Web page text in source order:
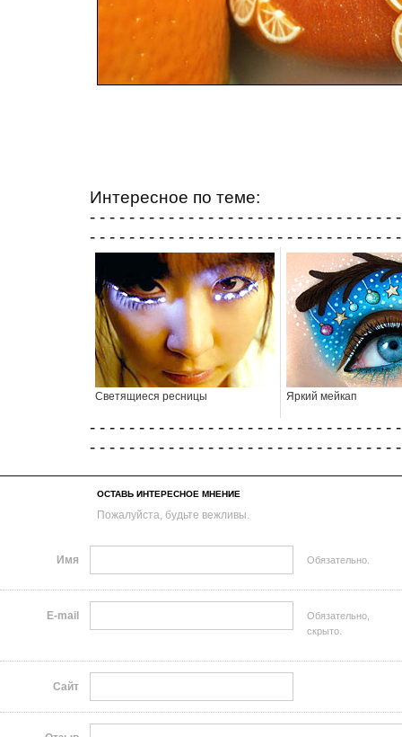
Интересное по теме:
- - - - - - - - - - - - - - - - - - - - - - - - - - - - - - -
- - - - - - - - - - - - - - - - - - - - - - - - - - - - - - -
Светящиеся ресницы Яркий мейкап
- - - - - - - - - - - - - - - - - - - - - - - - - - - - - - -
- - - - - - - - - - - - - - - - - - - - - - - - - - - - - - -
ОСТАВЬ ИНТЕРЕСНОЕ МНЕНИЕ
Пожалуйста, будьте вежливы.
Имя Обязательно.
E-mail
Обязательно,
скрыто.
Сайт